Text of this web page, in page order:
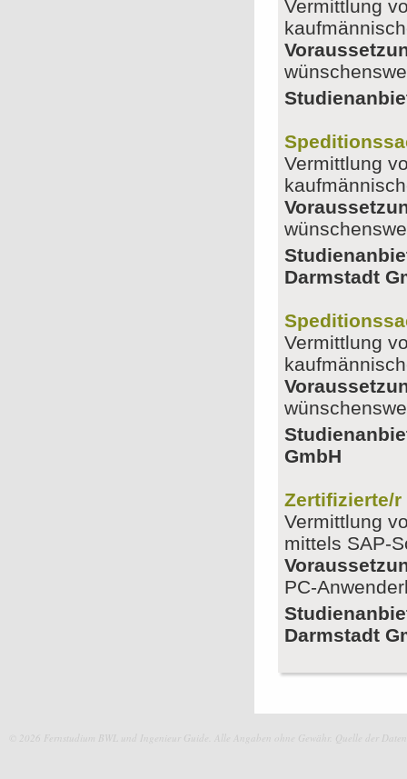
Vermittlung
Vermittlung
Darmstadt
Vermittlung
GmbH
Zertifizierte/r
Vermittlung
mittels SAP-
PC-
Darmstadt
© 2026 Fernstudium BWL und Ingenieur Guide. Alle Angaben ohne Gewähr. Quelle der